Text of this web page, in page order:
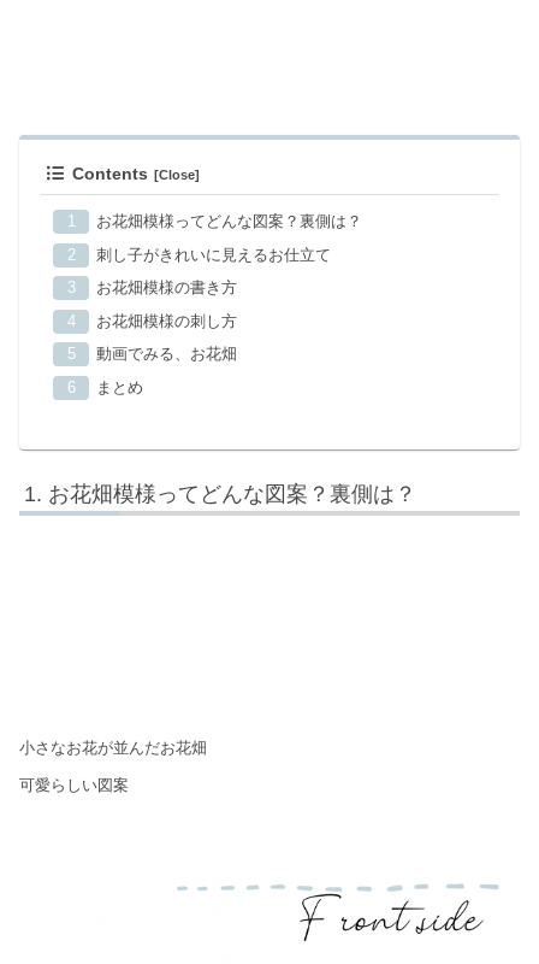
Contents
お花畑模様ってどんな図案？裏側は？
刺し子がきれいに見えるお仕立て
お花畑模様の書き方
お花畑模様の刺し方
動画でみる、お花畑
まとめ
お花畑模様ってどんな図案？裏側は？
小さなお花が並んだお花畑
可愛らしい図案